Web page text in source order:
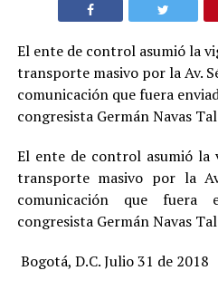
El ente de control asumió la
transporte masivo por la Av.
comunicación que fuera
congresista Germán Navas
El ente de control asumió la
transporte masivo por la
comunicación que
congresista Germán Navas
Bogotá, D.C. Julio 31 de 2018